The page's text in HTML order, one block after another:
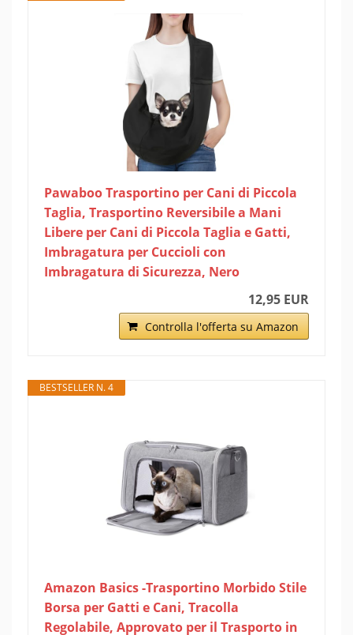
Pawaboo Trasportino per Cani di Piccola
Taglia, Trasportino Reversibile a Mani
Libere per Cani di Piccola Taglia e Gatti,
Imbragatura per Cuccioli con
Imbragatura di Sicurezza, Nero
12,95 EUR
Controlla l'offerta su Amazon
BESTSELLER N. 4
Amazon Basics -Trasportino Morbido Stile
Borsa per Gatti e Cani, Tracolla
Regolabile, Approvato per il Trasporto in